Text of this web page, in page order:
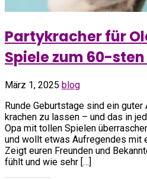
Partykracher für
Spiele zum 60-
März 1, 2025 blog
Runde Geburtstage sind ein
krachen zu lassen – und das in
Opa mit tollen Spielen
und wollt etwas Aufregendes mit
Zeigt euren Freunden und
fühlt und wie sehr […]